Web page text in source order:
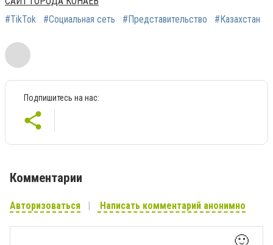
#TikTok
#Социальная сеть #Представительство #Казахстан
Подпишитесь на нас:
Комментарии
Авторизоваться Написать комментарий анонимно
🙂